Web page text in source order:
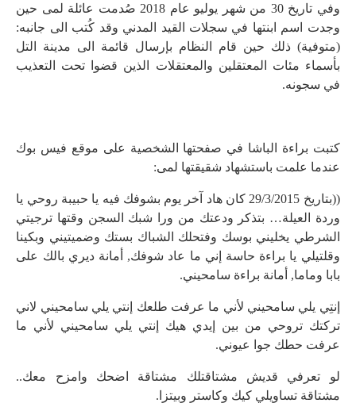
وفي تاريخ 30 من شهر يوليو عام 2018 صُدمت عائلة لمى حين
وجدت اسم ابنتها في سجلات القيد المدني وقد كُتب الى جانبه:
(متوفية) ذلك حين قام النظام بإرسال قائمة الى مدينة التل
بأسماء مئات المعتقلين والمعتقلات الذين قضوا تحت التعذيب
في سجونه.
كتبت براءة الباشا في صفحتها الشخصية على موقع فيس بوك
عندما علمت باستشهاد شقيقتها لمى:
((بتاريخ 29/3/2015 كان هاد آخر يوم بشوفك فيه يا حبيبة روحي يا
وردة العيلة… بتذكر ودعتك من ورا شبك السجن وقتها ترجيتي
الشرطي يخليني بوسك وفتحلك الشباك بستك وضميتيني وبكينا
وقلتيلي يا براءة حاسة إني ما عاد شوفك, أمانة ديري بالك على
بابا وماما, أمانة براءة سامحيني.
إنتِي يلي سامحيني لأني ما عرفت طلعك إنتي يلي سامحيني لاني
تركتك تروحي من بين إيدي هيك إنتي يلي سامحيني لأني ما
عرفت حطك جوا عيوني.
لو تعرفي قديش مشتاقتلك مشتاقة اضحك وامزح معك..
مشتاقة تساويلي كيك وكاستر وبيتزا.